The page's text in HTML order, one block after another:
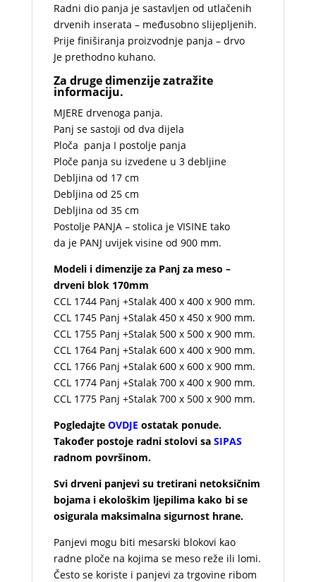
Radni dio panja je sastavljen od utlačenih
drvenih inserata – međusobno slijepljenih.
Prije finiširanja proizvodnje panja – drvo
Je prethodno kuhano.
Za druge dimenzije zatražite
informaciju.
MJERE drvenoga panja.
Panj se sastoji od dva dijela
Ploča panja I postolje panja
Ploče panja su izvedene u 3 debljine
Debljina od 17 cm
Debljina od 25 cm
Debljina od 35 cm
Postolje PANJA – stolica je VISINE tako
da je PANJ uvijek visine od 900 mm.
Modeli i dimenzije za Panj za meso –
drveni blok 170mm
CCL 1744 Panj +Stalak 400 x 400 x 900 mm.
CCL 1745 Panj +Stalak 450 x 450 x 900 mm.
CCL 1755 Panj +Stalak 500 x 500 x 900 mm.
CCL 1764 Panj +Stalak 600 x 400 x 900 mm.
CCL 1766 Panj +Stalak 600 x 600 x 900 mm.
CCL 1774 Panj +Stalak 700 x 400 x 900 mm.
CCL 1775 Panj +Stalak 700 x 500 x 900 mm.
Pogledajte OVDJE ostatak ponude.
Također postoje radni stolovi sa SIPAS
radnom površinom.
Svi drveni panjevi su tretirani netoksičnim
bojama i ekološkim ljepilima kako bi se
osigurala maksimalna sigurnost hrane.
Panjevi mogu biti mesarski blokovi kao
radne ploče na kojima se meso reže ili lomi.
Često se koriste i panjevi za trgovine ribom